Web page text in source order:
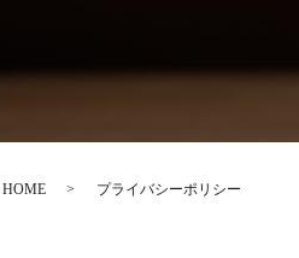
HOME プライバシーポリシー